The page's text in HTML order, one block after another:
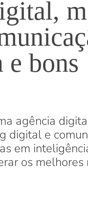
e bons
agência
digital e
em
os